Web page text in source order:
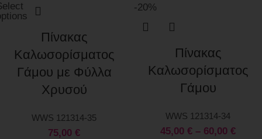
Πίνακας
Καλωσορίσματος
Γάμου με Φύλλα
Χρυσού
WWS 121314-35
75,00 €
-20%
Πίνακας
Καλωσορίσματος
Γάμου
WWS 121314-34
45,00 € – 60,00 €